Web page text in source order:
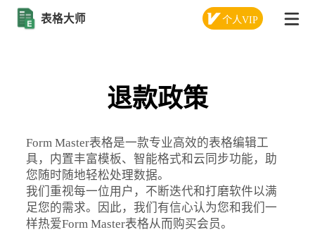
表格大师 个人VIP
退款政策
Form Master表格是一款专业高效的表格编辑工
具，内置丰富模板、智能格式和云同步功能，助
您随时随地轻松处理数据。
我们重视每一位用户，不断迭代和打磨软件以满
足您的需求。因此，我们有信心认为您和我们一
样热爱Form Master表格从而购买会员。